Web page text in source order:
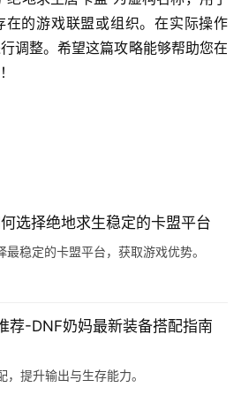
在的游戏联盟或组织。在实际操作
调整。希望这篇攻略能够帮助您在
选择绝地求生稳定的卡盟平台
稳定的卡盟平台，获取游戏优势。
荐-DNF奶妈最新装备搭配指南
提升输出与生存能力。